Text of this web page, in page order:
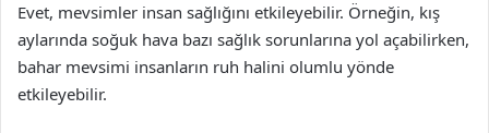
Evet, mevsimler insan sağlığını etkileyebilir. Örneğin, kış
aylarında soğuk hava bazı sağlık sorunlarına yol açabilirken,
bahar mevsimi insanların ruh halini olumlu yönde
etkileyebilir.